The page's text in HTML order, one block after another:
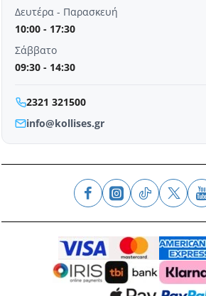
Δευτέρα - Παρασκευή
10:00 - 17:30
Σάββατο
09:30 - 14:30
2321 321500
info@kollises.gr